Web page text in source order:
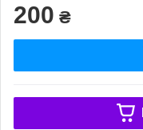
200 ₴